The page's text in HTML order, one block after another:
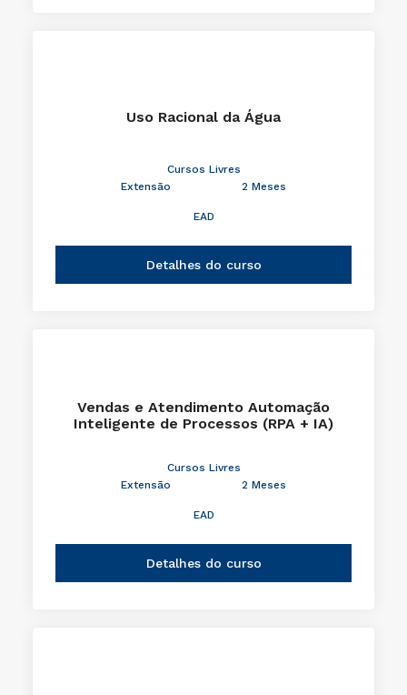
Uso Racional da Água
Cursos Livres
Extensão
2 Meses
EAD
Detalhes do curso
Vendas e Atendimento Automação
Inteligente de Processos (RPA + IA)
Cursos Livres
Extensão
2 Meses
EAD
Detalhes do curso